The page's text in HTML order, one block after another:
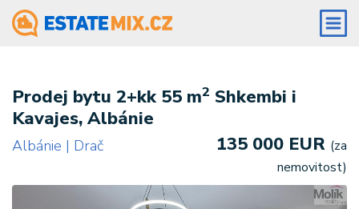
Prodej bytu 2+kk 55 m2 Shkembi i
Kavajes, Albánie
Albánie | Drač 135 000 EUR (za
nemovitost)